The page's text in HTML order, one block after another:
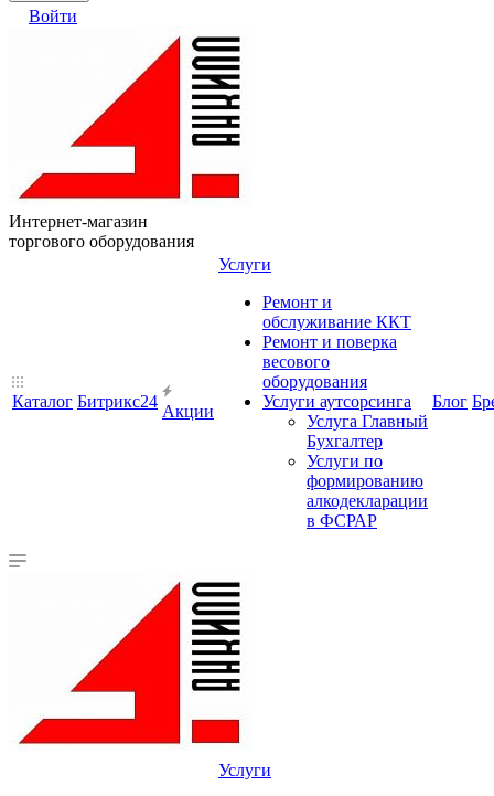
Войти
Интернет-магазин
торгового оборудования
Каталог Битрикс24
Акции
Услуги
Ремонт и
обслуживание ККТ
Ремонт и поверка
весового
оборудования
Услуги аутсорсинга
Услуга Главный
Бухгалтер
Услуги по
формированию
алкодекларации
в ФСРАР
Блог
Услуги